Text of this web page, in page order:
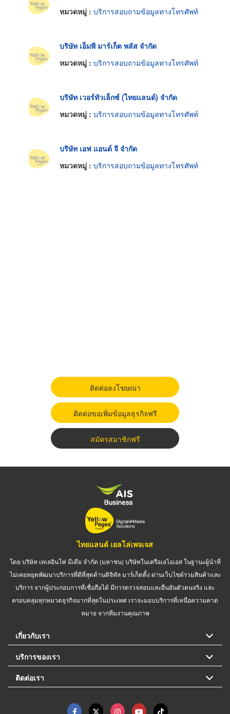
หมวดหมู่ : บริการสอบถามข้อมูลทางโทรศัพท์
บริษัท เอ็มพี มาร์เก็ต พลัส จำกัด
หมวดหมู่ : บริการสอบถามข้อมูลทางโทรศัพท์
บริษัท เวอร์ทัวเล็กซ์ (ไทยแลนด์) จำกัด
หมวดหมู่ : บริการสอบถามข้อมูลทางโทรศัพท์
บริษัท เอฟ แอนด์ จี จำกัด
หมวดหมู่ : บริการสอบถามข้อมูลทางโทรศัพท์
ติดต่อลงโฆษณา
ติดต่อขอเพิ่มข้อมูลธุรกิจฟรี
สมัครสมาชิกฟรี
ไทยแลนด์ เยลโล่เพจเจส
โดย บริษัท เทเลอินโฟ มีเดีย จำกัด (มหาชน) บริษัทในเครือเอไอเอส ในฐานะผู้นำที่
ไม่เคยหยุดพัฒนาบริการที่ดีที่สุดด้านดิจิทัล มาร์เก็ตติ้ง ผ่านเว็บไซต์รวมสินค้าและ
บริการ จากผู้ประกอบการที่เชื่อถือได้ มีการตรวจสอบและยืนยันตัวตนจริง และ
ครอบคลุมทุกหมวดธุรกิจมากที่สุดในประเทศ เราจะมอบบริการที่เหนือความคาด
หมาย จากทีมงานคุณภาพ
เกี่ยวกับเรา
บริการของเรา
ติดต่อเรา